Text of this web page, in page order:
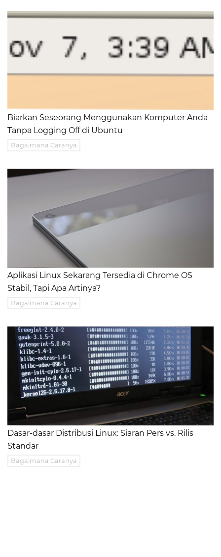
Biarkan Seseorang Menggunakan Komputer Anda
Tanpa Logging Off di Ubuntu
Bagaimana Caranya
Aplikasi Linux Sekarang Tersedia di Chrome OS
Stabil, Tapi Apa Artinya?
Bagaimana Caranya
Dasar-dasar Distribusi Linux: Siaran Pers vs. Rilis
Standar
Bagaimana Caranya